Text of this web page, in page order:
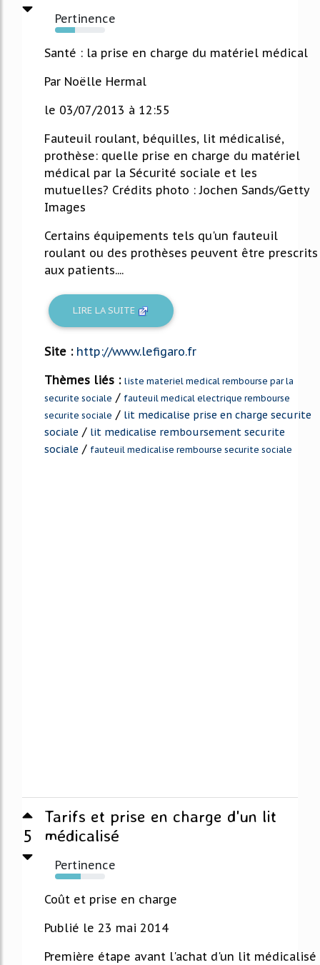
Pertinence
40%
Santé : la prise en charge du matériel médical
Par Noëlle Hermal
le 03/07/2013 à 12:55
Fauteuil roulant, béquilles, lit médicalisé,
prothèse: quelle prise en charge du matériel
médical par la Sécurité sociale et les
mutuelles? Crédits photo : Jochen Sands/Getty
Images
Certains équipements tels qu'un fauteuil
roulant ou des prothèses peuvent être prescrits
aux patients....
LIRE LA SUITE
Site : http://www.lefigaro.fr
Thèmes liés : liste materiel medical rembourse par la
securite sociale / fauteuil medical electrique rembourse
securite sociale / lit medicalise prise en charge securite
sociale / lit medicalise remboursement securite
sociale / fauteuil medicalise rembourse securite sociale
5
Tarifs et prise en charge d'un lit
médicalisé
Pertinence
52%
Coût et prise en charge
Publié le 23 mai 2014
Première étape avant l'achat d'un lit médicalisé